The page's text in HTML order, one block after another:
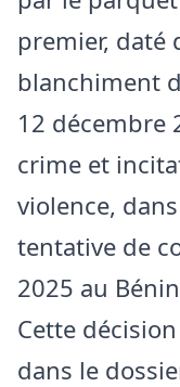
premier, daté
blanchiment
12 décembre
crime et
violence,
tentative de
2025 au
Cette
dans le